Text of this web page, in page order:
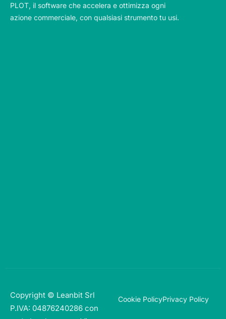
PLOT, il software che accelera e ottimizza ogni
azione commerciale, con qualsiasi strumento tu usi.
Copyright © Leanbit Srl
P.IVA: 04876240286 con
Cookie PolicyPrivacy Policy